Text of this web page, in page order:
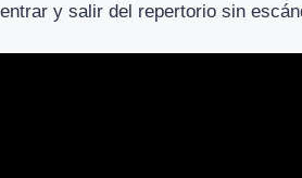
entrar y salir del repertorio sin